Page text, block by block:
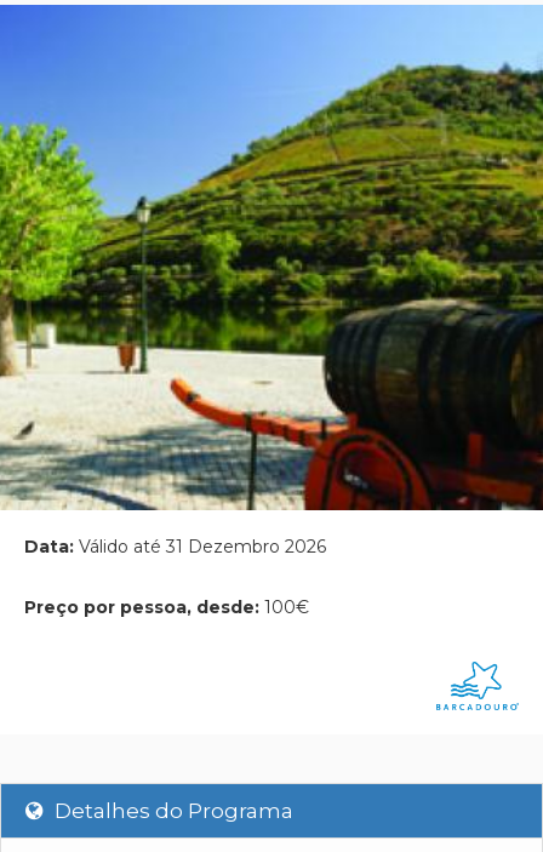
Data: Válido até 31 Dezembro 2026
Preço por pessoa, desde: 100€
Detalhes do Programa